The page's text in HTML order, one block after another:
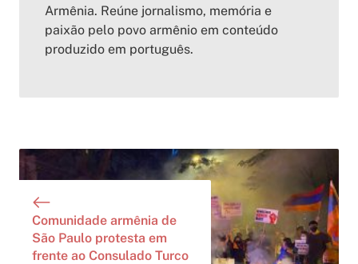
Armênia. Reúne jornalismo, memória e
paixão pelo povo armênio em conteúdo
produzido em português.
Comunidade armênia de
São Paulo protesta em
frente ao Consulado Turco